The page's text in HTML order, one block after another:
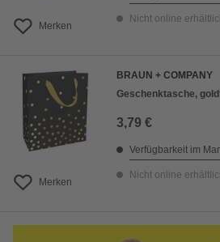
Merken
Nicht online
Merken
BRAUN + COMPANY
Geschenktasche,
3,79 €
Verfügbarkeit im
Nicht online